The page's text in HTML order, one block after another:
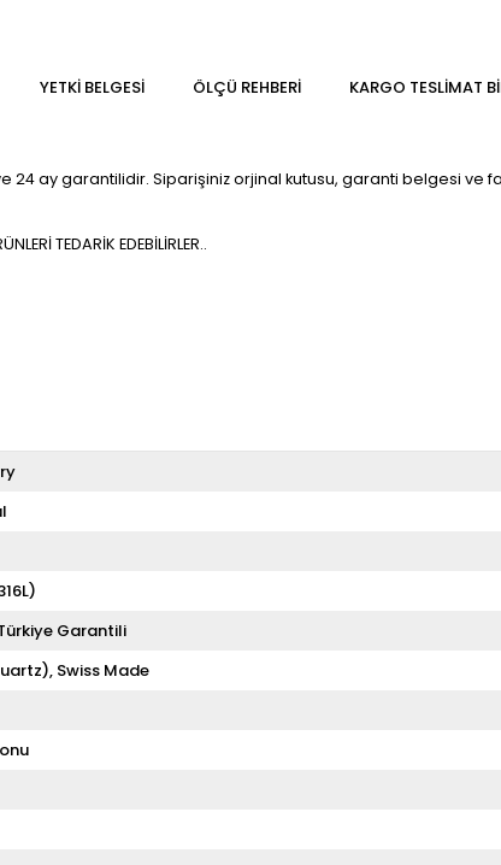
YETKİ BELGESİ ÖLÇÜ REHBERI KARGO TESLIMAT
24 ay garantilidir. Siparişiniz orjinal kutusu, garanti belgesi ve
TEDARİK EDEBİLİRLER..
Garantili
Swiss Made